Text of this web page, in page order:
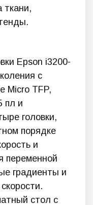
ткани,
Epson i3200-
с
Micro TFP,
пл и
головки,
порядке
и
переменной
градиенты и
стол с